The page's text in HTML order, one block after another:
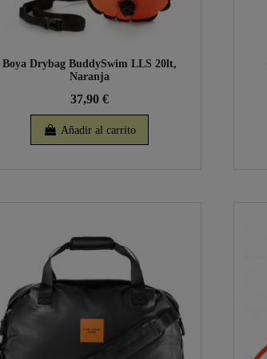
Boya Drybag BuddySwim LLS 20lt,
Naranja
37,90 €
Añadir al carrito